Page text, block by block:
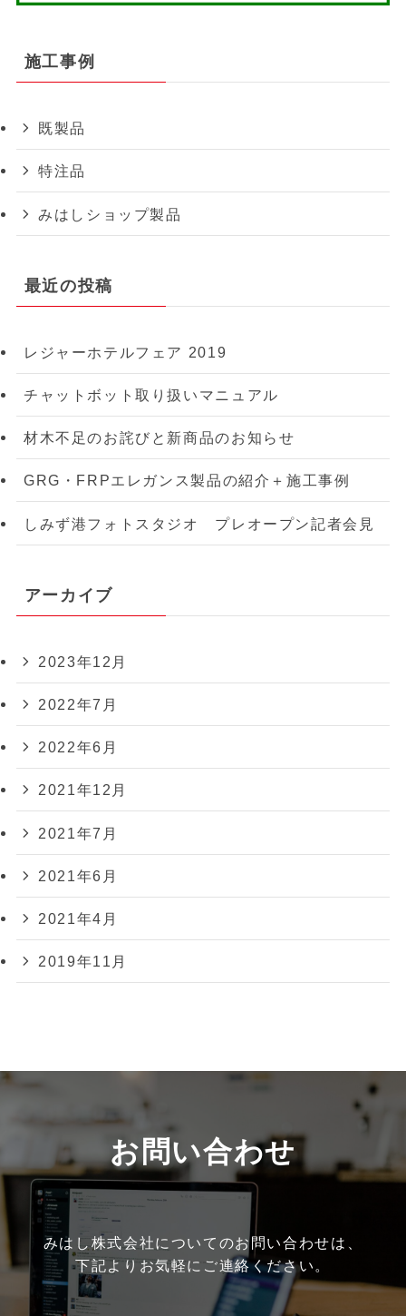
施工事例
既製品
特注品
みはしショップ製品
最近の投稿
レジャーホテルフェア 2019
チャットボット取り扱いマニュアル
材木不足のお詫びと新商品のお知らせ
GRG・FRPエレガンス製品の紹介＋施工事例
しみず港フォトスタジオ プレオープン記者会見
アーカイブ
2023年12月
2022年7月
2022年6月
2021年12月
2021年7月
2021年6月
2021年4月
2019年11月
お問い合わせ
みはし株式会社についてのお問い合わせは、
下記よりお気軽にご連絡ください。